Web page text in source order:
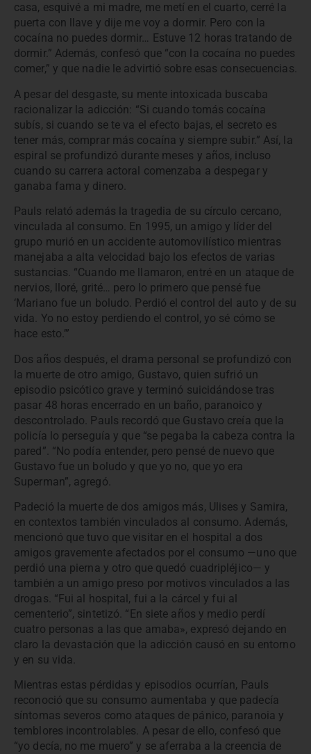
casa, esquivé a mi madre, me metí en el cuarto, cerré la
puerta con llave y dije me voy a dormir. Pero con la
cocaína no puedes dormir… Estuve 12 horas tratando de
dormir.” Además, confesó que “con la cocaína no puedes
comer,” y que nadie le advirtió sobre esas consecuencias.
A pesar del desgaste, su mente intoxicada buscaba
racionalizar la adicción: “Si cuando tomás cocaína
subís, si cuando se te va el efecto bajas, el secreto es
tener más, comprar más cocaína y siempre subir.” Así, la
espiral se profundizó durante meses y años, incluso
cuando su carrera actoral comenzaba a despegar y
ganaba fama y dinero.
Pauls relató además la tragedia de su círculo cercano,
vinculada al consumo. En 1995, un amigo y líder del
grupo murió en un accidente automovilístico mientras
manejaba a alta velocidad bajo los efectos de varias
sustancias. “Cuando me llamaron, entré en un ataque de
nervios, lloré, grité… pero lo primero que pensé fue
‘Mariano fue un boludo. Perdió el control del auto y de su
vida. Yo no estoy perdiendo el control, yo sé cómo se
hace esto.’”
Dos años después, el drama personal se profundizó con
la muerte de otro amigo, Gustavo, quien sufrió un
episodio psicótico grave y terminó suicidándose tras
pasar 48 horas encerrado en un baño, paranoico y
descontrolado. Pauls recordó que Gustavo creía que la
policía lo perseguía y que “se pegaba la cabeza contra la
pared”. “No podía entender, pero pensé de nuevo que
Gustavo fue un boludo y que yo no, que yo era
Superman”, agregó.
Padeció la muerte de dos amigos más, Ulises y Samira,
en contextos también vinculados al consumo. Además,
mencionó que tuvo que visitar en el hospital a dos
amigos gravemente afectados por el consumo —uno que
perdió una pierna y otro que quedó cuadripléjico— y
también a un amigo preso por motivos vinculados a las
drogas. “Fui al hospital, fui a la cárcel y fui al
cementerio”, sintetizó. “En siete años y medio perdí
cuatro personas a las que amaba», expresó dejando en
claro la devastación que la adicción causó en su entorno
y en su vida.
Mientras estas pérdidas y episodios ocurrían, Pauls
reconoció que su consumo aumentaba y que padecía
síntomas severos como ataques de pánico, paranoia y
temblores incontrolables. A pesar de ello, confesó que
“yo decía, no me muero” y se aferraba a la creencia de